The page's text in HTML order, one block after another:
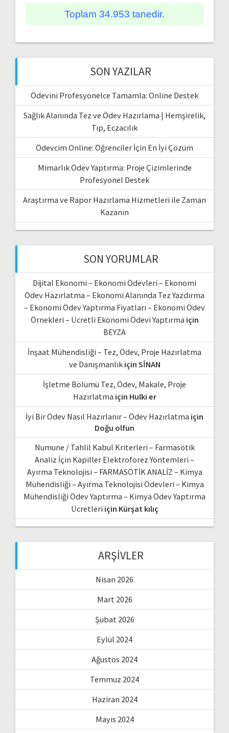
Toplam 34.953 tanedir.
SON YAZILAR
Ödevini Profesyonelce Tamamla: Online Destek
Sağlık Alanında Tez ve Ödev Hazırlama | Hemşirelik,
Tıp, Eczacılık
Ödevcim Online: Öğrenciler İçin En İyi Çözüm
Mimarlık Ödev Yaptırma: Proje Çizimlerinde
Profesyonel Destek
Araştırma ve Rapor Hazırlama Hizmetleri ile Zaman
Kazanın
SON YORUMLAR
Dijital Ekonomi – Ekonomi Ödevleri – Ekonomi
Ödev Hazırlatma – Ekonomi Alanında Tez Yazdırma
– Ekonomi Ödev Yaptırma Fiyatları – Ekonomi Ödev
Örnekleri – Ücretli Ekonomi Ödevi Yaptırma için
BEYZA
İnşaat Mühendisliği – Tez, Ödev, Proje Hazırlatma
ve Danışmanlıkiçin SİNAN
İşletme Bölümü Tez, Ödev, Makale, Proje
Hazırlatma için Hulki er
İyi Bir Ödev Nasıl Hazırlanır – Ödev Hazırlatma için
Doğu olfun
Numune / Tahlil Kabul Kriterleri – Farmasötik
Analiz İçin Kapiller Elektroforez Yöntemleri –
Ayırma Teknolojisi – FARMASÖTİK ANALİZ – Kimya
Mühendisliği – Ayırma Teknolojisi Ödevleri – Kimya
Mühendisliği Ödev Yaptırma – Kimya Ödev Yaptırma
Ücretleri için Kürşat kılıç
ARŞIVLER
Nisan 2026
Mart 2026
Şubat 2026
Eylül 2024
Ağustos 2024
Temmuz 2024
Haziran 2024
Mayıs 2024